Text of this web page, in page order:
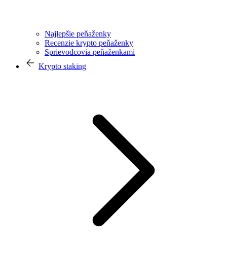
Najlepšie peňaženky
Recenzie krypto peňaženky
Sprievodcovia peňaženkami
Krypto staking